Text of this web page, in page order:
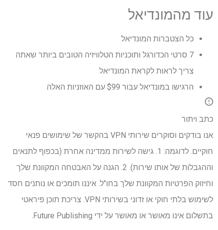
עוד מהמונדיאל
כל הצטברות המונדיאל
7 סרטי הכדורגל ותוכניות הטלוויזיה הטובים ביותר שאתה
צריך לראות לקראת המונדיאל
הרגישו במונדיאל עבור $99 עם האוזניות האלה
כתב ויתור
אנו בודקים וסוקרים שירותי VPN בהקשר של שימושים פנאי
חוקיים. לדוגמה: 1. גישה לשירות ממדינה אחרת (בכפוף לתנאים
וההגבלות של אותו שירות). 2. הגנה על האבטחה המקוונת שלך
וחיזוק הפרטיות המקוונת שלך בחו"ל. איננו תומכים או נותנים חסד
לשימוש בלתי חוקי או זדוני בשירותי VPN. צריכת תוכן פיראטי
בתשלום אינו מאושר או מאושר על ידי Future Publishing.